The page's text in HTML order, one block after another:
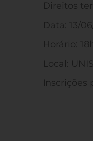
Direitos
Data: 13/
Horário:
Local:
Inscrições